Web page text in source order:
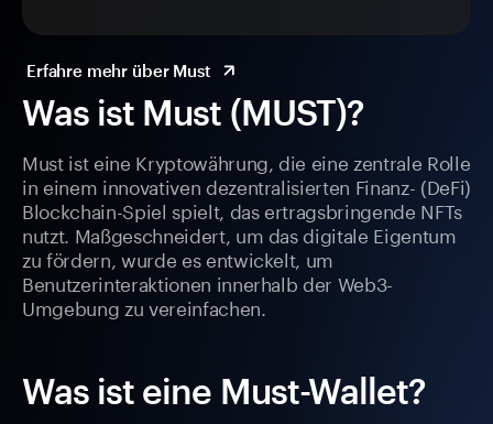
Was ist Must (MUST)?
Must ist eine Kryptowährung, die eine zentrale Rolle
in einem innovativen dezentralisierten Finanz- (DeFi)
Blockchain-Spiel spielt, das ertragsbringende NFTs
nutzt. Maßgeschneidert, um das digitale Eigentum
zu fördern, wurde es entwickelt, um
Benutzerinteraktionen innerhalb der Web3-
Umgebung zu vereinfachen.
Was ist eine Must-Wallet?
Erfahre mehr über Must